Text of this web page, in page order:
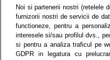
Noi si partenerii nostri (retelele
furnizorii nostri de servicii de
functioneze, pentru a
interesele si/sau profilul dvs.,
si pentru a analiza traficul pe
GDPR in legatura cu